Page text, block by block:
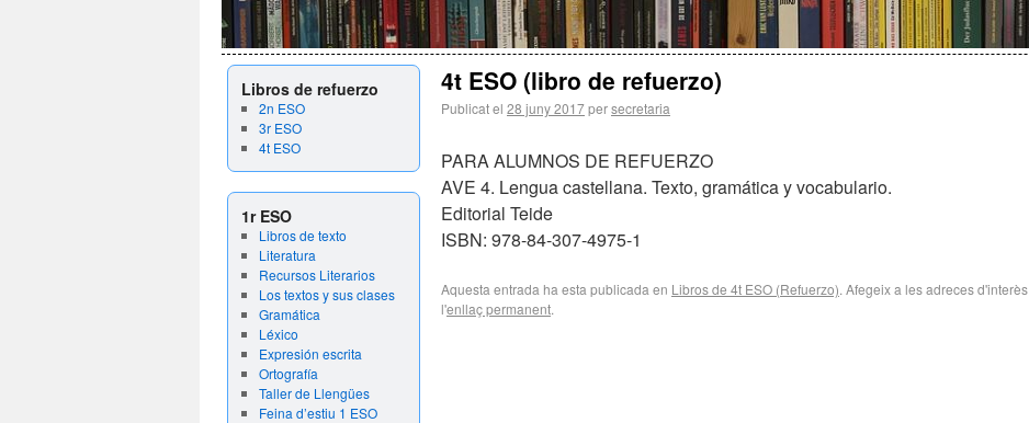
Libros de refuerzo
2n ESO
3r ESO
4t ESO
1r ESO
Libros de texto
Literatura
Recursos Literarios
Los textos y sus clases
Gramática
Léxico
Expresión escrita
Ortografía
Taller de Llengües
Feina d’estiu 1 ESO
4t ESO (libro de refuerzo)
Publicat el 28 juny 2017persecretaria
PARA ALUMNOS DE REFUERZO
AVE 4. Lengua castellana. Texto, gramática y vocabulario.
Editorial Teide
ISBN: 978-84-307-4975-1
Aquesta entrada ha esta publicada en Libros de 4t ESO (Refuerzo). Afegeix a les adreces d'interès
l'enllaç permanent.